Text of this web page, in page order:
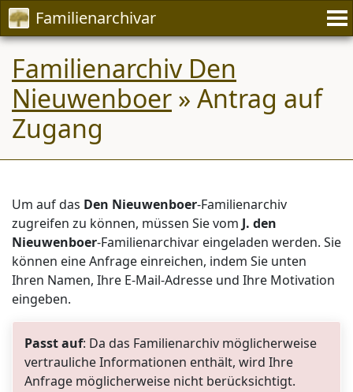
Familienarchivar
Familienarchiv Den
Nieuwenboer » Antrag auf
Zugang
Um auf das Den Nieuwenboer-Familienarchiv
zugreifen zu können, müssen Sie vom J. den
Nieuwenboer-Familienarchivar eingeladen werden. Sie
können eine Anfrage einreichen, indem Sie unten
Ihren Namen, Ihre E-Mail-Adresse und Ihre Motivation
eingeben.
Passt auf: Da das Familienarchiv möglicherweise
vertrauliche Informationen enthält, wird Ihre
Anfrage möglicherweise nicht berücksichtigt.